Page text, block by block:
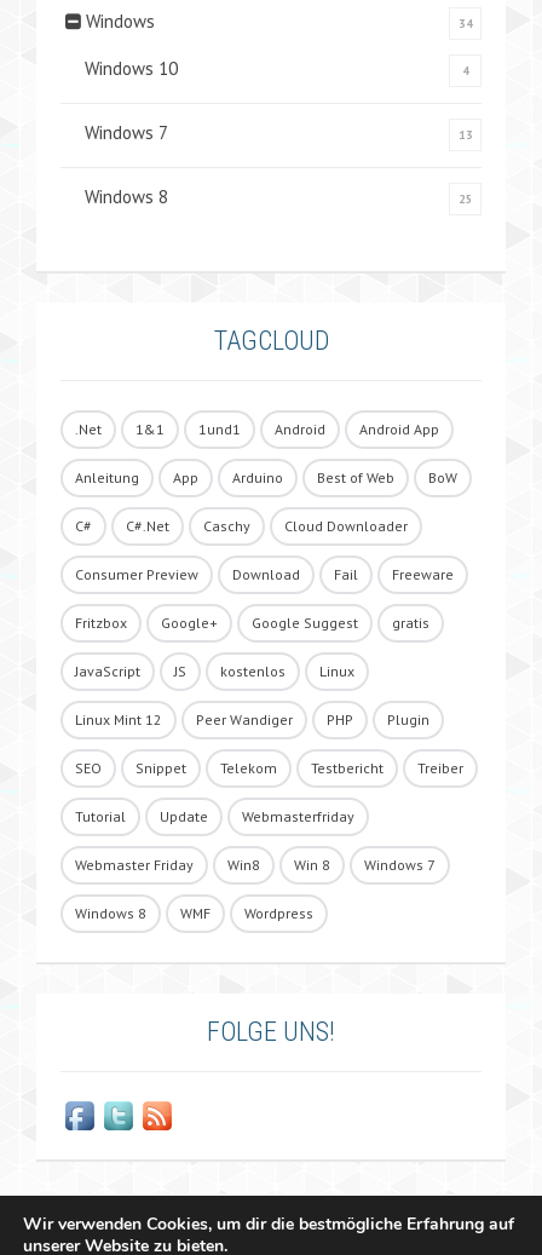
Windows 34
Windows 10 4
Windows 7 13
Windows 8 25
TAGCLOUD
.Net 1&1 1und1 Android Android App
Anleitung App Arduino Best of Web BoW
C# C#.Net Caschy Cloud Downloader
Consumer Preview Download Fail Freeware
Fritzbox Google+ Google Suggest gratis
JavaScript JS kostenlos Linux
Linux Mint 12 Peer Wandiger PHP Plugin
SEO Snippet Telekom Testbericht Treiber
Tutorial Update Webmasterfriday
Webmaster Friday Win8 Win 8 Windows 7
Windows 8 WMF Wordpress
FOLGE UNS!
Wir verwenden Cookies, um dir die bestmögliche Erfahrung auf
unserer Website zu bieten.